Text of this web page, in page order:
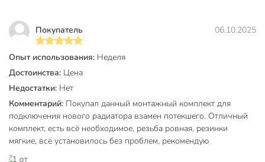
Покупатель 06.10.2025
Опыт использования: Неделя
Достоинства: Цена
Недостатки: Нет
Комментарий: Покупал данный монтажный комплект для
подключения нового радиатора взамен потекшего. Отличный
комплект, есть всё необходимое, резьба ровная, резинки
мягкие, всё установилось без проблем, рекомендую